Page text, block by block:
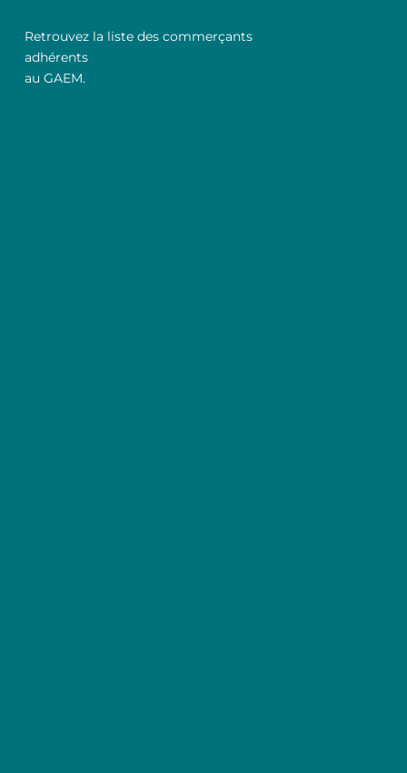
Retrouvez la liste des commerçants
adhérents
au GAEM.